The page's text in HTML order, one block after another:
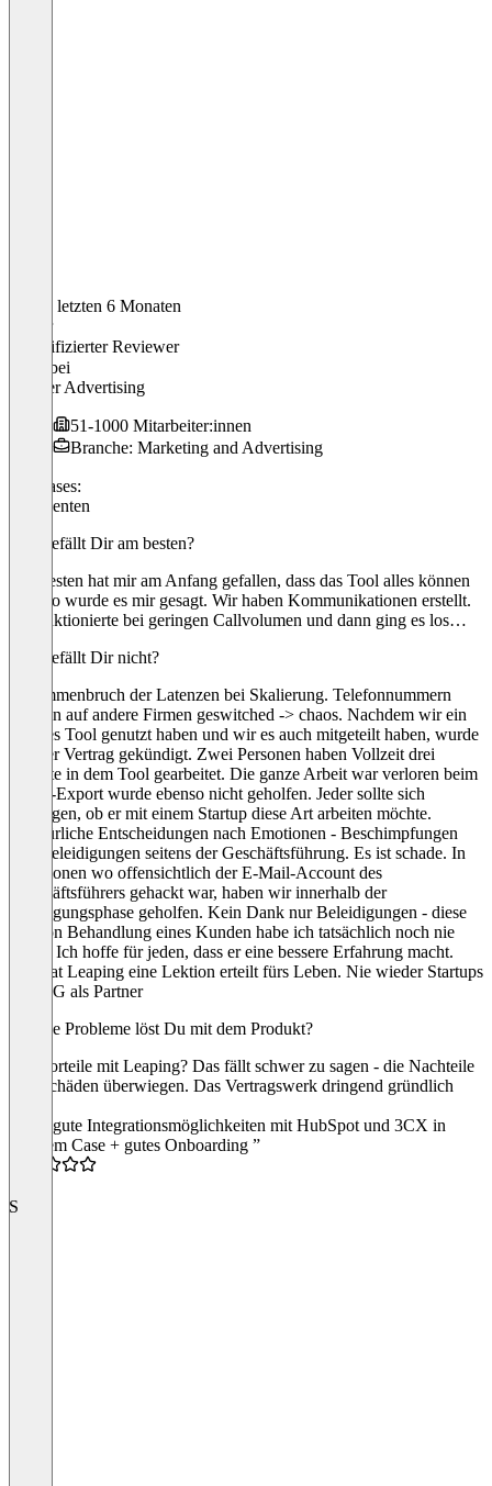
In den letzten 6 Monaten
Verifizierter Reviewer
bei
Cooper Advertising
51-1000 Mitarbeiter:innen
Branche: Marketing and Advertising
Use cases:
KI Agenten
Was gefällt Dir am besten?
Am besten hat mir am Anfang gefallen, dass das Tool alles können
soll. So wurde es mir gesagt. Wir haben Kommunikationen erstellt.
Es funktionierte bei geringen Callvolumen und dann ging es los…
Was gefällt Dir nicht?
Zusammenbruch der Latenzen bei Skalierung. Telefonnummern
wurden auf andere Firmen geswitched -> chaos. Nachdem wir ein
zweites Tool genutzt haben und wir es auch mitgeteilt haben, wurde
uns der Vertrag gekündigt. Zwei Personen haben Vollzeit drei
Monate in dem Tool gearbeitet. Die ganze Arbeit war verloren beim
Daten-Export wurde ebenso nicht geholfen. Jeder sollte sich
überlegen, ob er mit einem Startup diese Art arbeiten möchte.
Willkürliche Entscheidungen nach Emotionen - Beschimpfungen
und Beleidigungen seitens der Geschäftsführung. Es ist schade. In
Situationen wo offensichtlich der E-Mail-Account des
Geschäftsführers gehackt war, haben wir innerhalb der
Kündigungsphase geholfen. Kein Dank nur Beleidigungen - diese
Art von Behandlung eines Kunden habe ich tatsächlich noch nie
erlebt. Ich hoffe für jeden, dass er eine bessere Erfahrung macht.
Uns hat Leaping eine Lektion erteilt fürs Leben. Nie wieder Startups
und UG als Partner
Welche Probleme löst Du mit dem Produkt?
Die Vorteile mit Leaping? Das fällt schwer zu sagen - die Nachteile
und Schäden überwiegen. Das Vertragswerk dringend gründlich
“Sehr gute Integrationsmöglichkeiten mit HubSpot und 3CX in
unserem Case + gutes Onboarding ”
S